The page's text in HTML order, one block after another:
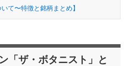
て〜特徴と銘柄まとめ】
「ザ・ボタニスト」と